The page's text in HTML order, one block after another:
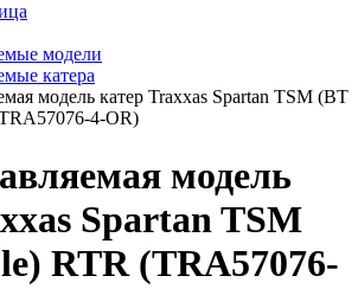
модели
катера
модель катер Traxxas Spartan TSM (BT
4-OR)
модель
Spartan TSM
RTR (TRA57076-